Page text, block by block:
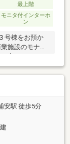
最上階
モニタ付インターホ
ン
号棟をお預か
施設のモナや
、敷地内は緑
。子育て環境
隣接し、敷地
場があり、あ
います。
安駅 徒歩5分